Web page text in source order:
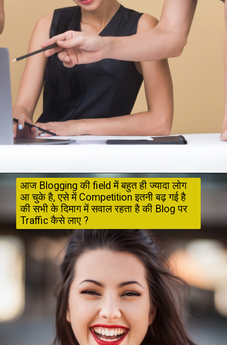
आज Blogging की field में बहुत ही ज्यादा लोग
आ चुके है, एसे में Competition इतनी बढ़ गई है
की सभी के दिमाग में सवाल रहता है की Blog पर
Traffic कैसे लाए ?